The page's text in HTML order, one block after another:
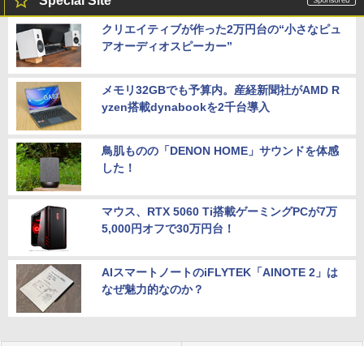
クリエイティブが作った2万円台の“小さなピュ
アオーディオスピーカー”
メモリ32GBでも予算内。産経新聞社がAMD R
yzen搭載dynabookを2千台導入
鳥肌ものの「DENON HOME」サウンドを体感
した！
マウス、RTX 5060 Ti搭載ゲーミングPCが7万
5,000円オフで30万円台！
AIスマートノートのiFLYTEK「AINOTE 2」は
なぜ魅力的なのか？